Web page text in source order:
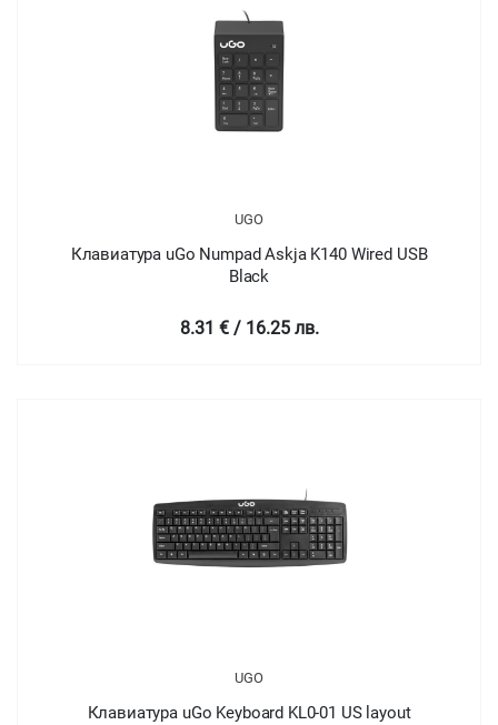
UGO
Клавиатура uGo Numpad Askja K140 Wired USB
Black
8.31 € / 16.25 лв.
UGO
Клавиатура uGo Keyboard KL0-01 US layout